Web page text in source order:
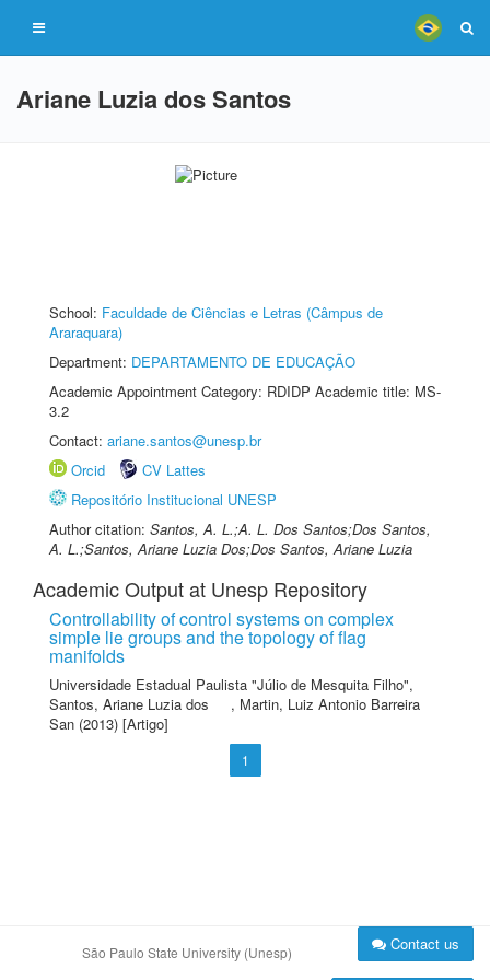
Ariane Luzia dos Santos
School: Faculdade de Ciências e Letras (Câmpus de
Araraquara)
Department: DEPARTAMENTO DE EDUCAÇÃO
Academic Appointment Category: RDIDP Academic title: MS-
3.2
Contact: ariane.santos@unesp.br
Orcid
CV Lattes
Repositório Institucional UNESP
Author citation: Santos, A. L.;A. L. Dos Santos;Dos Santos,
A. L.;Santos, Ariane Luzia Dos;Dos Santos, Ariane Luzia
Academic Output at Unesp Repository
Controllability of control systems on complex
simple lie groups and the topology of flag
manifolds
Universidade Estadual Paulista "Júlio de Mesquita Filho",
Santos, Ariane Luzia dos
, Martin, Luiz Antonio Barreira
San (2013) [Artigo]
1
São Paulo State University (Unesp) Contact us